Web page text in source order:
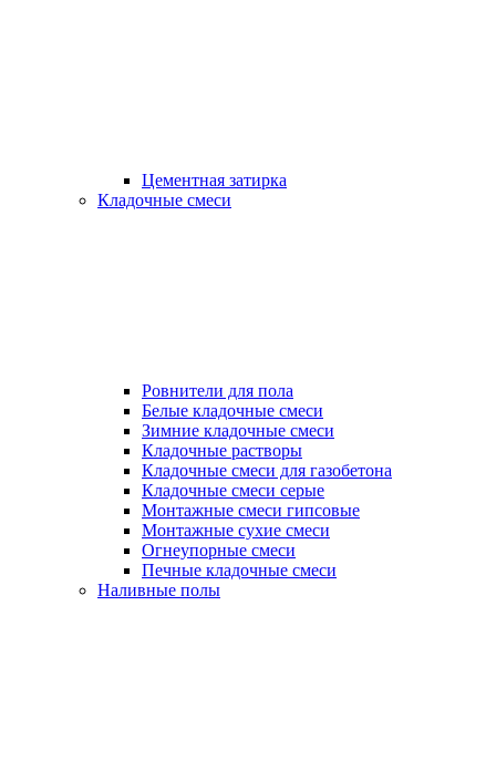
Цементная затирка
Кладочные смеси
Ровнители для пола
Белые кладочные смеси
Зимние кладочные смеси
Кладочные растворы
Кладочные смеси для газобетона
Кладочные смеси серые
Монтажные смеси гипсовые
Монтажные сухие смеси
Огнеупорные смеси
Печные кладочные смеси
Наливные полы